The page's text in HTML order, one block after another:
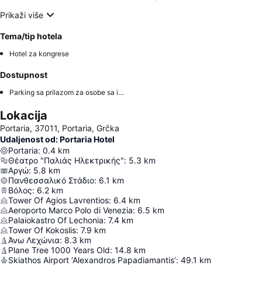
Prikaži više
Tema/tip hotela
Hotel za kongrese
Dostupnost
Parking sa prilazom za osobe sa invaliditetom
Lokacija
Portaria, 37011, Portaria, Grčka
Udaljenost od: Portaria Hotel
Portaria: 0.4 km
Θέατρο "Παλιάς Ηλεκτρικής": 5.3 km
Αργώ: 5.8 km
Πανθεσσαλικό Στάδιο: 6.1 km
Βόλος: 6.2 km
Tower Of Agios Lavrentios: 6.4 km
Aeroporto Marco Polo di Venezia: 6.5 km
Palaiokastro Of Lechonia: 7.4 km
Tower Of Kokoslis: 7.9 km
Άνω Λεχώνια: 8.3 km
Plane Tree 1000 Years Old: 14.8 km
Skiathos Airport ‘Alexandros Papadiamantis’: 49.1 km